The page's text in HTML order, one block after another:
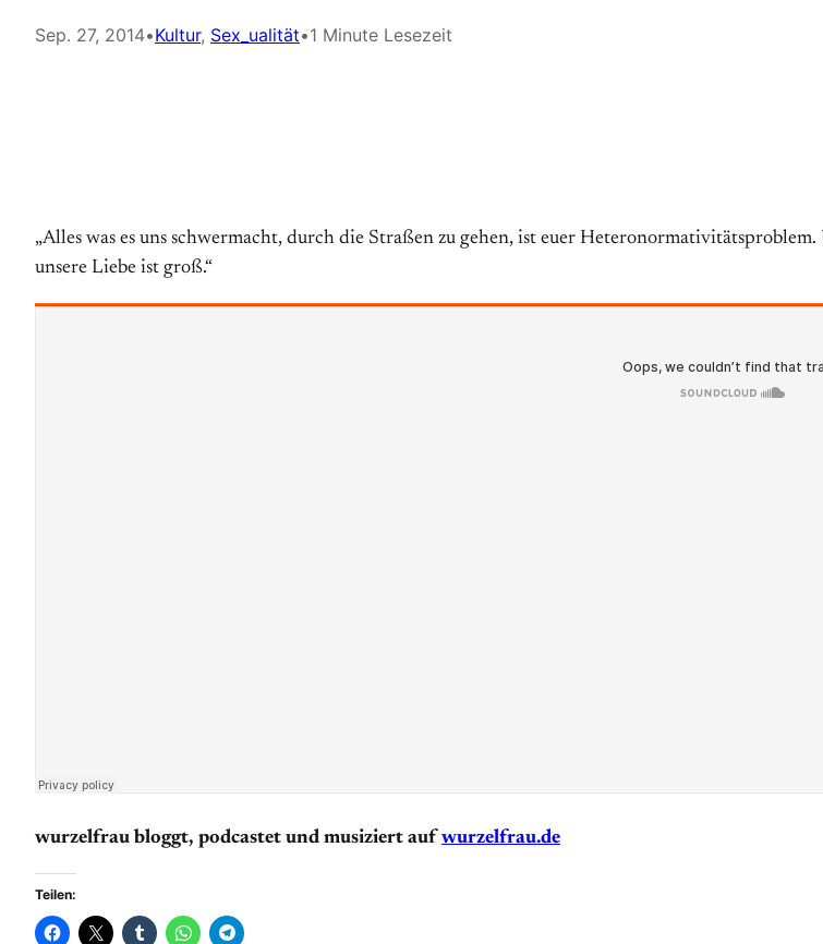
Sep. 27, 2014•Kultur, Sex_ualität•1 Minute Lesezeit
„Alles was es uns schwermacht, durch die Straßen zu gehen, ist euer
unsere Liebe ist groß.“
wurzelfrau bloggt, podcastet und musiziert aufwurzelfrau.de
Teilen: